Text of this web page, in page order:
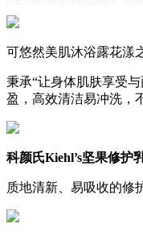
可悠然美肌沐浴露花漾
秉承“让身体肌肤享受
盈，高效清洁易冲洗，
科颜氏Kiehl’s坚果修护
质地清新、易吸收的修